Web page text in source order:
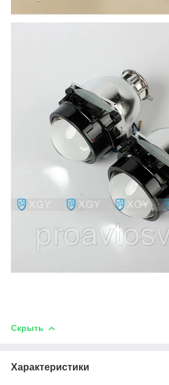
Скрыть
Характеристики